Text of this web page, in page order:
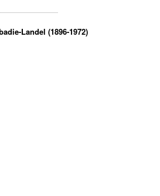
Landel (1896-1972)